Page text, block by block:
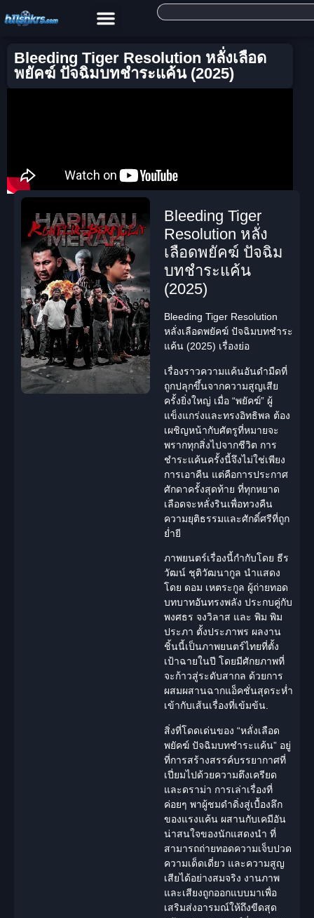
Bleeding Tiger Resolution หลั่งเลือด
พยัคฆ์ ปัจฉิมบทชำระแค้น (2025)
Bleeding Tiger
Resolution หลั่ง
เลือดพยัคฆ์ ปัจฉิม
บทชำระแค้น
(2025)
Bleeding Tiger Resolution
หลั่งเลือดพยัคฆ์ ปัจฉิมบทชำระ
แค้น (2025) เรื่องย่อ
เรื่องราวความแค้นอันดำมืดที่
ถูกปลุกขึ้นจากความสูญเสีย
ครั้งยิ่งใหญ่ เมื่อ “พยัคฆ์” ผู้
แข็งแกร่งและทรงอิทธิพล ต้อง
เผชิญหน้ากับศัตรูที่หมายจะ
พรากทุกสิ่งไปจากชีวิต การ
ชำระแค้นครั้งนี้จึงไม่ใช่เพียง
การเอาคืน แต่คือการประกาศ
ศักดาครั้งสุดท้าย ที่ทุกหยาด
เลือดจะหลั่งรินเพื่อทวงคืน
ความยุติธรรมและศักดิ์ศรีที่ถูก
ย่ำยี
ภาพยนตร์เรื่องนี้กำกับโดย ธีร
วัฒน์ ชุติวัฒนากูล นำแสดง
โดย ดอม เหตระกูล ผู้ถ่ายทอด
บทบาทอันทรงพลัง ประกบคู่กับ
พงศธร จงวิลาส และ พิม พิม
ประภา ตั้งประภาพร ผลงาน
ชิ้นนี้เป็นภาพยนตร์ไทยที่ตั้ง
เป้าฉายในปี โดยมีศักยภาพที่
จะก้าวสู่ระดับสากล ด้วยการ
ผสมผสานฉากแอ็คชั่นสุดระห่ำ
เข้ากับเส้นเรื่องที่เข้มข้น.
สิ่งที่โดดเด่นของ “หลั่งเลือด
พยัคฆ์ ปัจฉิมบทชำระแค้น” อยู่
ที่การสร้างสรรค์บรรยากาศที่
เปี่ยมไปด้วยความตึงเครียด
และดราม่า การเล่าเรื่องที่
ค่อยๆ พาผู้ชมดำดิ่งสู่เบื้องลึก
ของแรงแค้น ผสานกับเคมีอัน
น่าสนใจของนักแสดงนำ ที่
สามารถถ่ายทอดความเจ็บปวด
ความเด็ดเดี่ยว และความสูญ
เสียได้อย่างสมจริง งานภาพ
และเสียงถูกออกแบบมาเพื่อ
เสริมส่งอารมณ์ให้ถึงขีดสุด